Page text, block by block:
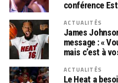
conférence
ACTUALITÉS
James
message : «
mais c’est à
ACTUALITÉS
Le Heat a